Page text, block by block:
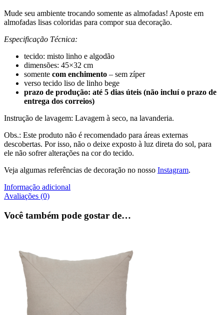
Mude seu ambiente trocando somente as almofadas! Aposte em
almofadas lisas coloridas para compor sua decoração.
Especificação Técnica:
tecido: misto linho e algodão
dimensões: 45×32 cm
somente com enchimento – sem zíper
verso tecido liso de linho bege
prazo de produção: até 5 dias úteis (não incluí o prazo de
entrega dos correios)
Instrução de lavagem: Lavagem à seco, na lavanderia.
Obs.: Este produto não é recomendado para áreas externas
descobertas. Por isso, não o deixe exposto à luz direta do sol, para
ele não sofrer alterações na cor do tecido.
Veja algumas referências de decoração no nosso Instagram.
Informação adicional
Avaliações (0)
Você também pode gostar de…